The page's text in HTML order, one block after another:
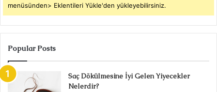
menüsünden> Eklentileri Yükle'den yükleyebilirsiniz.
Popular Posts
Saç Dökülmesine İyi Gelen Yiyecekler
Nelerdir?